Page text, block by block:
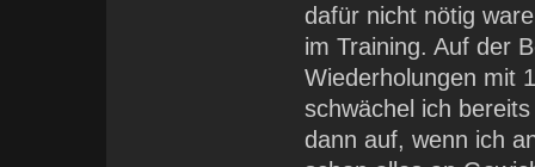
dafür nicht nötig
im Training. Auf der
Wiederholungen mit
schwächel ich
dann auf, wenn ich